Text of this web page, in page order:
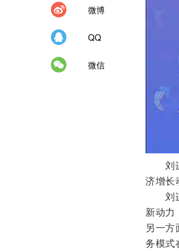
微博
QQ
微信
刘
济增长
刘
新动力
另一
务模式